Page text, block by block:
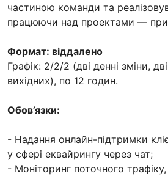
частиною команди та
працюючи над проектами —
Формат: віддалено
Графік: 2/2/2 (дві денні зміни,
вихідних), по 12 годин.
Обов’язки:
- Надання онлайн-підтримки
у сфері еквайрингу через чат;
- Моніторинг поточного